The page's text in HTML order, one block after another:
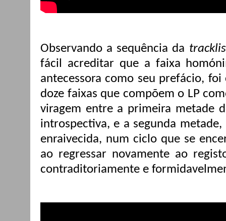
Observando a sequência da
fácil acreditar que a faixa
antecessora como seu prefácio,
doze faixas que compõem o LP
viragem entre a primeira metade
introspectiva, e a segunda
enraivecida, num ciclo que se
ao regressar novamente ao
contraditoriamente e